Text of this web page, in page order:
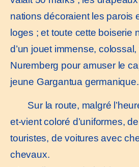
nations décoraient les parois
loges ; et toute cette boiserie
d’un jouet immense,
Nuremberg pour amuser le
jeune Gargantua germanique.
Sur la route, malgré
et-vient coloré d’uniformes,
touristes, de voitures avec
chevaux.